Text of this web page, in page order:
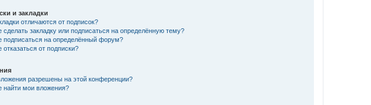
и закладки
отличаются от подписок?
сделать закладку или подписаться на определённую тему?
подписаться на определённый форум?
отказаться от подписки?
разрешены на этой конференции?
найти мои вложения?